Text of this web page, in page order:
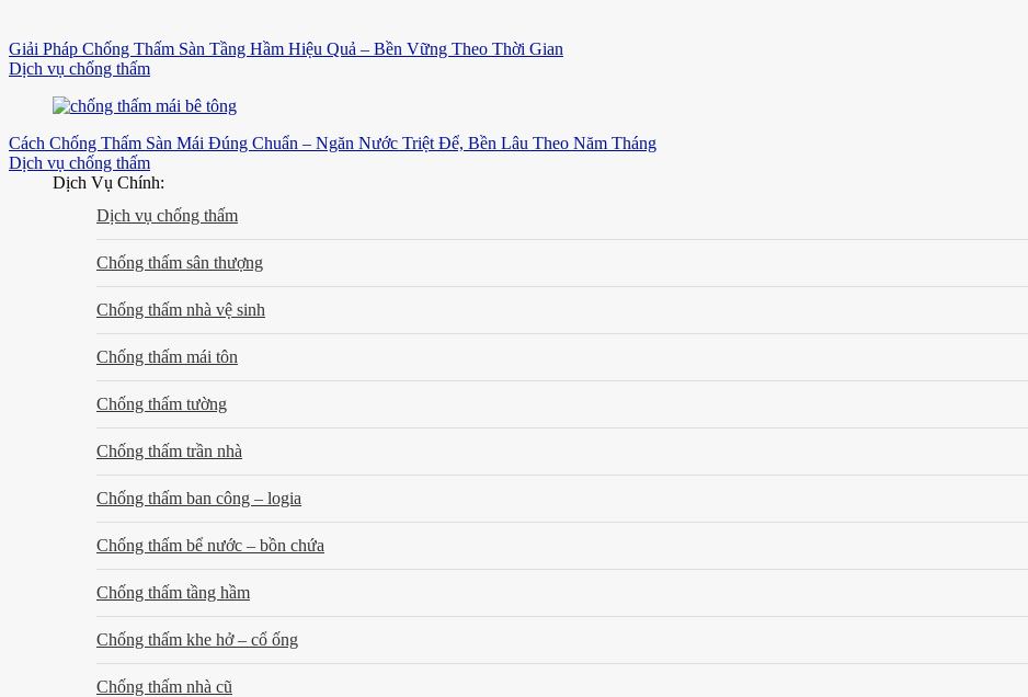
Giải Pháp Chống Thấm Sàn Tầng Hầm Hiệu Quả – Bền Vững Theo Thời Gian
Dịch vụ chống thấm
Cách Chống Thấm Sàn Mái Đúng Chuẩn – Ngăn Nước Triệt Để, Bền Lâu Theo Năm Tháng
Dịch vụ chống thấm
Dịch Vụ Chính:
Dịch vụ chống thấm
Chống thấm sân thượng
Chống thấm nhà vệ sinh
Chống thấm mái tôn
Chống thấm tường
Chống thấm trần nhà
Chống thấm ban công – logia
Chống thấm bể nước – bồn chứa
Chống thấm tầng hầm
Chống thấm khe hở – cổ ống
Chống thấm nhà cũ